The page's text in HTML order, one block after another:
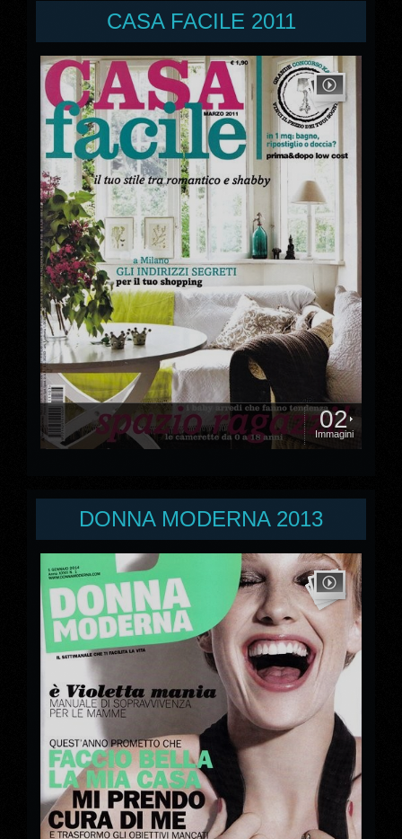
CASA FACILE 2011
02
Immagini
DONNA MODERNA 2013